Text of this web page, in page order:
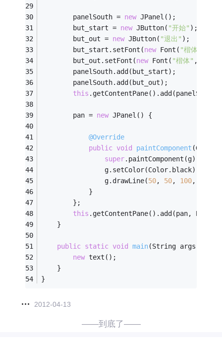
		panelSouth =
new JPanel();
		but_start =
new JButton( "开始" );
		but_out =
new JButton( "退出" );
		but_start.setFont(
new Font( "楷体"
		but_out.setFont(
new Font( "楷体" ,
		panelSouth.add(but_start);
		panelSouth.add(but_out);
this .getContentPane().add(panelSouth,
		pan =
new JPanel() {
@Override
public void paintComponent
super.paintComponent(g);
				g.setColor(Color.black);
				g.drawLine(
50, 50, 100,
			}
		};
this .getContentPane().add(pan,
	}
public static void main(String args[])
new text();
	}
}
2012-04-13
——到底了——